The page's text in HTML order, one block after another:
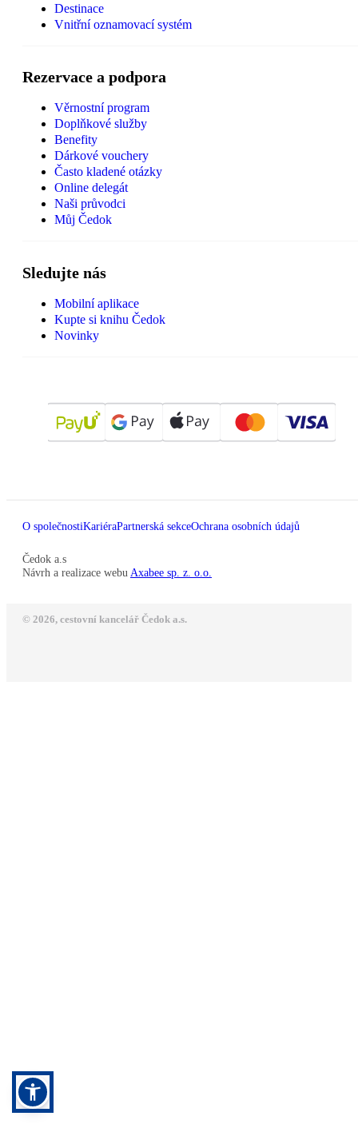
Destinace
Vnitřní oznamovací systém
Rezervace a podpora
Věrnostní program
Doplňkové služby
Benefity
Dárkové vouchery
Často kladené otázky
Online delegát
Naši průvodci
Můj Čedok
Sledujte nás
Mobilní aplikace
Kupte si knihu Čedok
Novinky
O společnostiKariéraPartnerská sekceOchrana osobních údajů
Čedok a.s
Návrh a realizace webu Axabee sp. z. o.o.
© 2026, cestovní kancelář Čedok a.s.